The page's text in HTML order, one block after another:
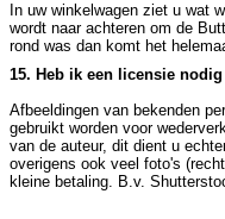
In uw winkelwagen ziet u wat
wordt naar achteren om de
rond was dan komt het
15. Heb ik een licensie
Afbeeldingen van bekenden
gebruikt worden voor
van de auteur, dit dient u
overigens ook veel foto's
kleine betaling. B.v.